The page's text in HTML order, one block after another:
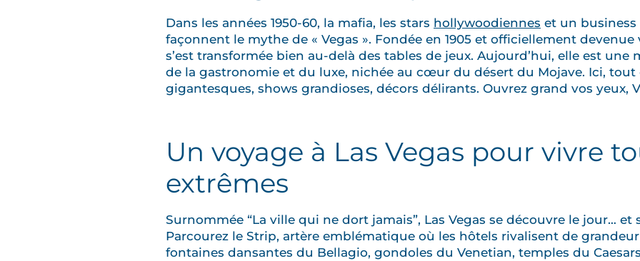
Dans les années 1950-60, la mafia, les stars hollywoodiennes et un
façonnent le mythe de « Vegas ». Fondée en 1905 et officiellement devenue
s’est transformée bien au-delà des tables de jeux. Aujourd’hui, elle est une
de la gastronomie et du luxe, nichée au cœur du désert du Mojave. Ici, tout
gigantesques, shows grandioses, décors délirants. Ouvrez grand vos yeux,
Un voyage à Las Vegas pour vivre
extrêmes
Surnommée “La ville qui ne dort jamais”, Las Vegas se découvre le jour…
Parcourez le Strip, artère emblématique où les hôtels rivalisent de
fontaines dansantes du Bellagio, gondoles du Venetian, temples du